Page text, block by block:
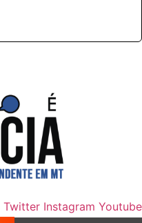
Twitter Instagram Youtube